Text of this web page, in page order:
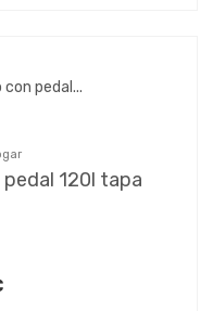
120l tapa